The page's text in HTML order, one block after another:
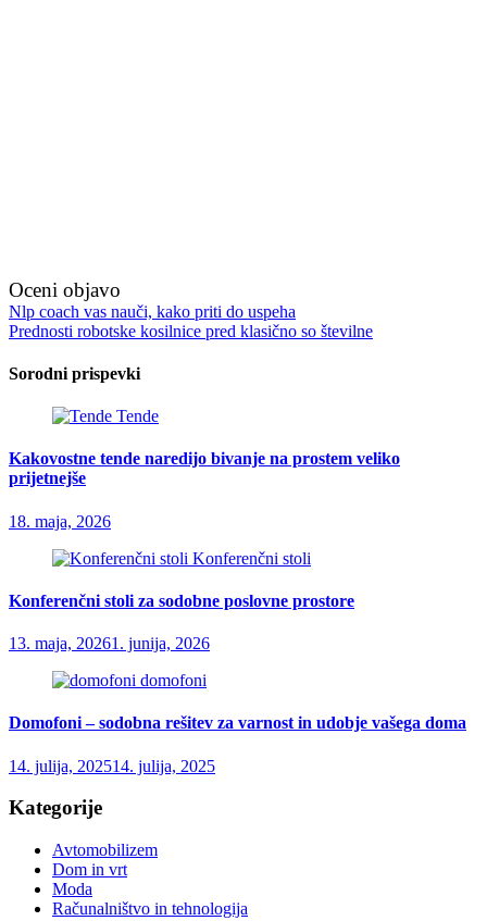
Oceni objavo
Navigacija
prispevka
Nlp coach vas nauči, kako priti do uspeha
Prednosti robotske kosilnice pred klasično so številne
Sorodni prispevki
Tende
Kakovostne tende naredijo bivanje na prostem veliko
prijetnejše
18. maja, 2026
Konferenčni stoli
Konferenčni stoli za sodobne poslovne prostore
13. maja, 20261. junija, 2026
domofoni
Domofoni – sodobna rešitev za varnost in udobje vašega doma
14. julija, 202514. julija, 2025
Kategorije
Avtomobilizem
Dom in vrt
Moda
Računalništvo in tehnologija